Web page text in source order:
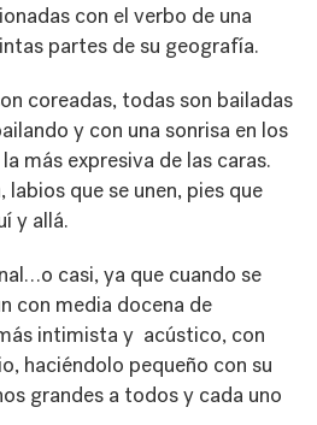
con el verbo de una
partes de su geografía.
coreadas, todas son bailadas
y con una sonrisa en los
más expresiva de las caras.
labios que se unen, pies que
y allá.
casi, ya que cuando se
con media docena de
intimista y acústico, con
haciéndolo pequeño con su
grandes a todos y cada uno